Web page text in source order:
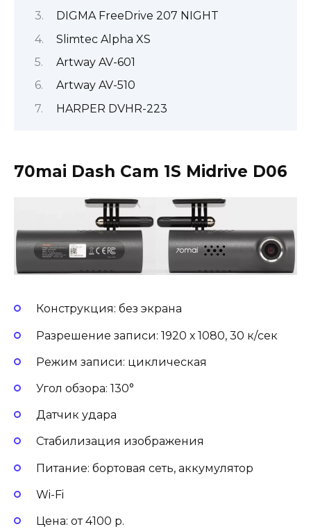
DIGMA FreeDrive 207 NIGHT
Slimtec Alpha XS
Artway AV-601
Artway AV-510
HARPER DVHR-223
70mai Dash Cam 1S Midrive D06
Конструкция: без экрана
Разрешение записи: 1920 х 1080, 30 к/сек
Режим записи: циклическая
Угол обзора: 130°
Датчик удара
Стабилизация изображения
Питание: бортовая сеть, аккумулятор
Wi-Fi
Цена: от 4100 р.